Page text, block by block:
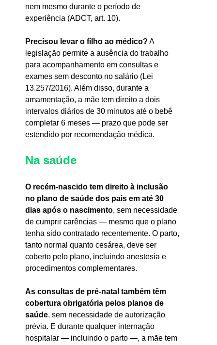
nem mesmo durante o período de
experiência (ADCT, art. 10).
Precisou levar o filho ao médico? A
legislação permite a ausência do trabalho
para acompanhamento em consultas e
exames sem desconto no salário (Lei
13.257/2016). Além disso, durante a
amamentação, a mãe tem direito a dois
intervalos diários de 30 minutos até o bebê
completar 6 meses — prazo que pode ser
estendido por recomendação médica.
Na saúde
O recém-nascido tem direito à inclusão
no plano de saúde dos pais em até 30
dias após o nascimento, sem necessidade
de cumprir carências — mesmo que o plano
tenha sido contratado recentemente. O parto,
tanto normal quanto cesárea, deve ser
coberto pelo plano, incluindo anestesia e
procedimentos complementares.
As consultas de pré-natal também têm
cobertura obrigatória pelos planos de
saúde, sem necessidade de autorização
prévia. E durante qualquer internação
hospitalar — incluindo o parto —, a mãe tem